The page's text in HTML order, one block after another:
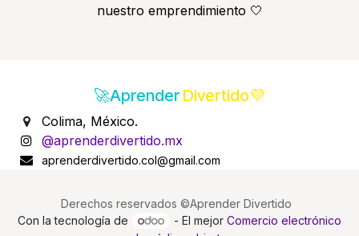
nuestro emprendimiento 🤍
🚀Aprender Divertido💜
Colima, México.
@aprenderdivertido.mx
aprenderdivertido.col@gmail.com
Derechos reservados ©Aprender Divertido
Con la tecnología de
- El mejor Comercio electrónico